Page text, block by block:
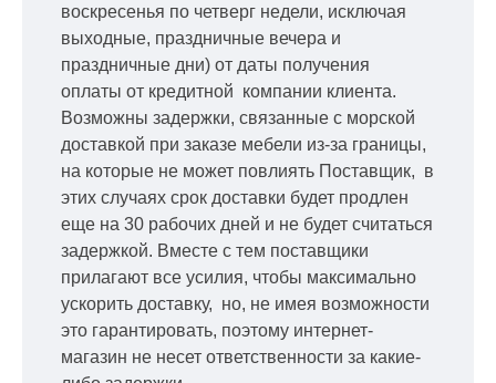
воскресенья по четверг недели, исключая
выходные, праздничные вечера и
праздничные дни) от даты получения
оплаты от кредитной компании клиента.
Возможны задержки, связанные с морской
доставкой при заказе мебели из-за границы,
на которые не может повлиять Поставщик, в
этих случаях срок доставки будет продлен
еще на 30 рабочих дней и не будет считаться
задержкой. Вместе с тем поставщики
прилагают все усилия, чтобы максимально
ускорить доставку, но, не имея возможности
это гарантировать, поэтому интернет-
магазин не несет ответственности за какие-